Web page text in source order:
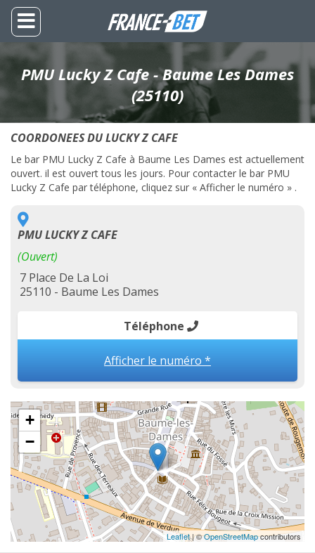
PMU Lucky Z Cafe - Baume Les Dames
(25110)
COORDONEES DU LUCKY Z CAFE
Le bar PMU Lucky Z Cafe à Baume Les Dames est actuellement
ouvert. il est ouvert tous les jours. Pour contacter le bar PMU
Lucky Z Cafe par téléphone, cliquez sur « Afficher le numéro » .
PMU LUCKY Z CAFE
(Ouvert)
7 Place De La Loi
25110 - Baume Les Dames
Téléphone
Afficher le numéro *
+
−
Leaflet| ©OpenStreetMapcontributors